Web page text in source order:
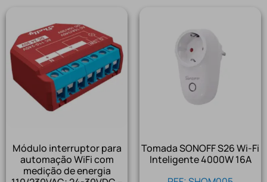
Módulo interruptor para
automação WiFi com
medição de energia
Tomada SONOFF S26 Wi-Fi
Inteligente 4000W 16A